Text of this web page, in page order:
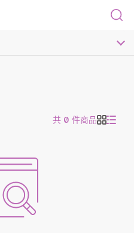
共 0 件商品